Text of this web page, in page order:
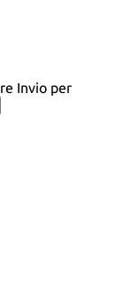
Invio per